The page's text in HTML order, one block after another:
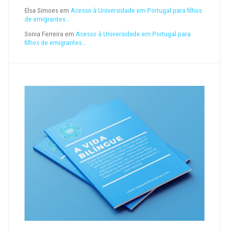
Elsa Simoesem Acesso à Universidade em Portugal para filhos
de emigrantes…
Sonia Ferreira em Acesso à Universidade em Portugal para
filhos de emigrantes…